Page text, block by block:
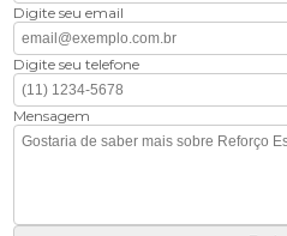
Digite seu email
Digite seu telefone
Mensagem